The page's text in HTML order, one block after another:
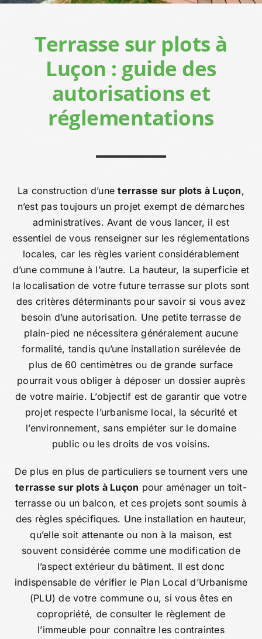
Devis
Terrasse sur plots à
Luçon : guide des
autorisations et
réglementations
La construction d’uneterrasse sur plots à Luçon,
n’est pas toujours un projet exempt de démarches
administratives. Avant de vous lancer, il est
essentiel de vous renseigner sur les réglementations
locales, car les règles varient considérablement
d’une commune à l’autre. La hauteur, la superficie et
la localisation de votre future terrasse sur plots sont
des critères déterminants pour savoir si vous avez
besoin d’une autorisation. Une petite terrasse de
plain-pied ne nécessitera généralement aucune
formalité, tandis qu’une installation surélevée de
plus de 60 centimètres ou de grande surface
pourrait vous obliger à déposer un dossier auprès
de votre mairie. L’objectif est de garantir que votre
projet respecte l’urbanisme local, la sécurité et
l’environnement, sans empiéter sur le domaine
public ou les droits de vos voisins.
De plus en plus de particuliers se tournent vers une
terrasse sur plots à Luçon pour aménager un toit-
terrasse ou un balcon, et ces projets sont soumis à
des règles spécifiques. Une installation en hauteur,
qu’elle soit attenante ou non à la maison, est
souvent considérée comme une modification de
l’aspect extérieur du bâtiment. Il est donc
indispensable de vérifier le Plan Local d’Urbanisme
(PLU) de votre commune ou, si vous êtes en
copropriété, de consulter le règlement de
l’immeuble pour connaître les contraintes